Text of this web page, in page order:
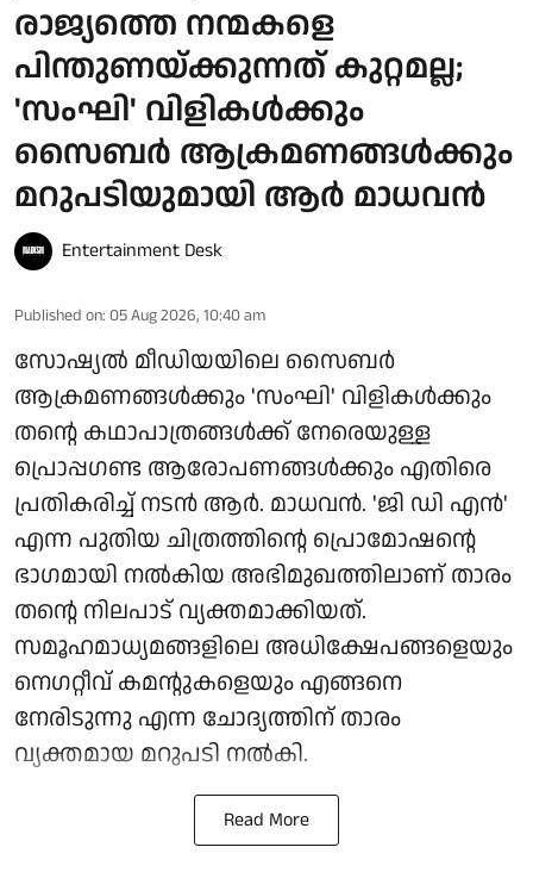
രാജ്യത്തെ നന്മകളെ
പിന്തുണയ്ക്കുന്നത് കുറ്റമല്ല;
'സംഘി' വിളികൾക്കും
സൈബർ ആക്രമണങ്ങൾക്കും
മറുപടിയുമായി ആർ മാധവൻ
Entertainment Desk
Published on: 05 Aug 2026, 10:40 am
സോഷ്യൽ മീഡിയയിലെ സൈബർ
ആക്രമണങ്ങൾക്കും 'സംഘി' വിളികൾക്കും
തന്റെ കഥാപാത്രങ്ങൾക്ക് നേരെയുള്ള
പ്രൊപ്പഗണ്ട ആരോപണങ്ങൾക്കും എതിരെ
പ്രതികരിച്ച് നടൻ ആർ. മാധവൻ. 'ജി ഡി എൻ'
എന്ന പുതിയ ചിത്രത്തിന്റെ പ്രൊമോഷന്റെ
ഭാഗമായി നൽകിയ അഭിമുഖത്തിലാണ് താരം
തന്റെ നിലപാട് വ്യക്തമാക്കിയത്.
സമൂഹമാധ്യമങ്ങളിലെ അധിക്ഷേപങ്ങളെയും
നെഗറ്റീവ് കമന്റുകളെയും എങ്ങനെ
നേരിടുന്നു എന്ന ചോദ്യത്തിന് താരം
വ്യക്തമായ മറുപടി നൽകി.
Read More